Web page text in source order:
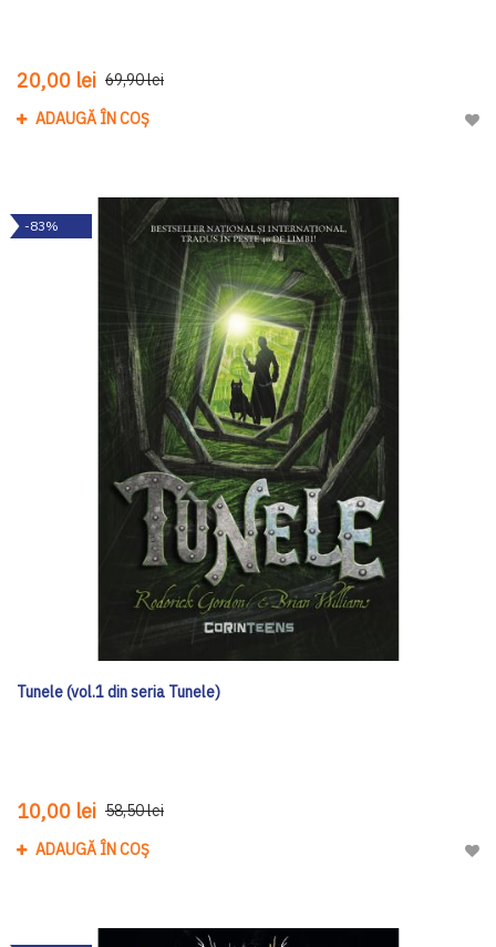
20,00 lei 69,90 lei
ADAUGĂ ÎN COȘ
-83%
Tunele (vol.1 din seria Tunele)
10,00 lei 58,50 lei
ADAUGĂ ÎN COȘ